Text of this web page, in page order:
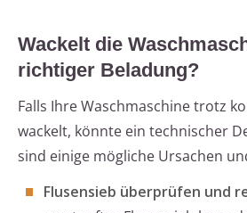
Wackelt die
richtiger Beladung?
Falls Ihre Waschmaschine trotz
wackelt, könnte ein technischer
sind einige mögliche Ursachen
Flusensieb überprüfen und